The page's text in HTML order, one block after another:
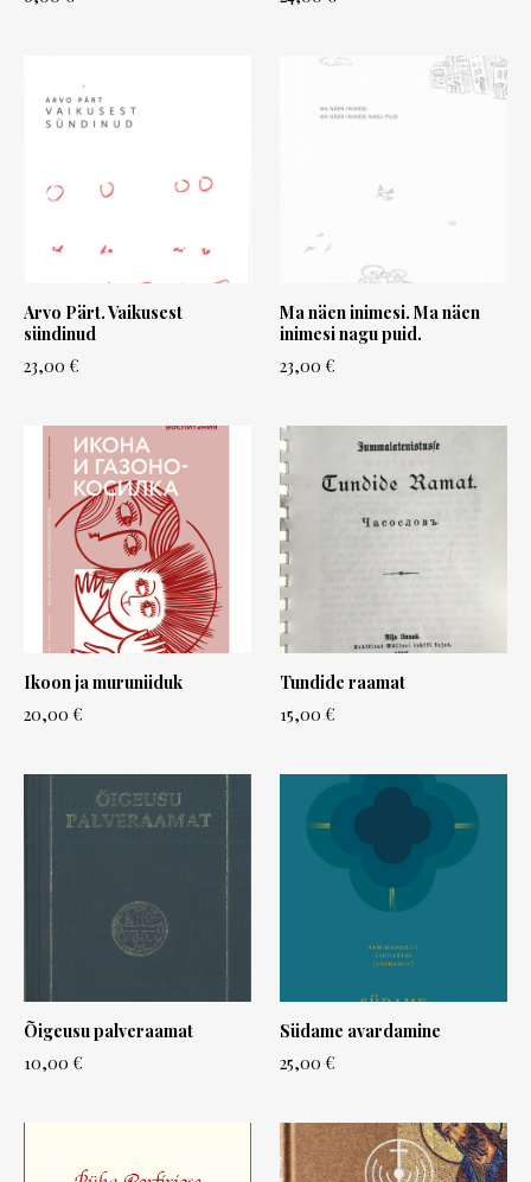
Arvo Pärt. Vaikusest
sündinud
23,00 €
Ma näen inimesi. Ma näen
inimesi nagu puid.
23,00 €
Ikoon ja muruniiduk
20,00 €
Tundide raamat
15,00 €
Õigeusu palveraamat
10,00 €
Südame avardamine
25,00 €